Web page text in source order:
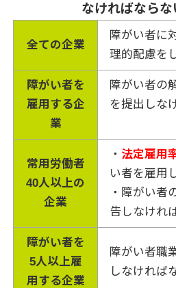
なければならな
全ての企業
障がい者に
理的配慮を
障がい者を
雇用する企
業
障がい者の
を提出しな
常用労働者
40人以上の
企業
・ 法定雇用
い者を雇用
・障がい者
告しなけれ
障がい者を
5人以上雇
用する企業
障がい者職
しなければ